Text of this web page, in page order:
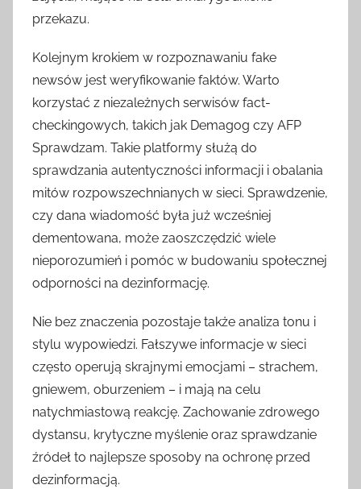
przekazu.
Kolejnym krokiem w rozpoznawaniu fake
newsów jest weryfikowanie faktów. Warto
korzystać z niezależnych serwisów fact-
checkingowych, takich jak Demagog czy AFP
Sprawdzam. Takie platformy służą do
sprawdzania autentyczności informacji i obalania
mitów rozpowszechnianych w sieci. Sprawdzenie,
czy dana wiadomość była już wcześniej
dementowana, może zaoszczędzić wiele
nieporozumień i pomóc w budowaniu społecznej
odporności na dezinformację.
Nie bez znaczenia pozostaje także analiza tonu i
stylu wypowiedzi. Fałszywe informacje w sieci
często operują skrajnymi emocjami – strachem,
gniewem, oburzeniem – i mają na celu
natychmiastową reakcję. Zachowanie zdrowego
dystansu, krytyczne myślenie oraz sprawdzanie
źródeł to najlepsze sposoby na ochronę przed
dezinformacją.